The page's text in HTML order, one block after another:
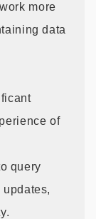
more
data
of
query